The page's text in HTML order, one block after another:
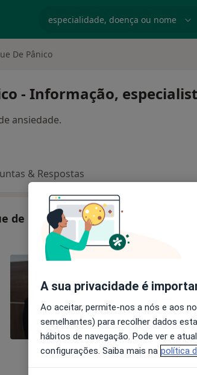
De Pânico
- Informação,
ansiedade.
& Respostas
de pânico
Ana Afonso
Alexandre
A sua privacidade é
Ao aceitar, permite-nos a nós e aos
semelhantes) para recolher dados
hábitos de navegação. Pode ver e
configurações. Saiba mais na política